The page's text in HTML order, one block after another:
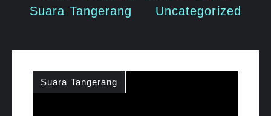
Suara Tangerang
Uncategorized
Suara Tangerang